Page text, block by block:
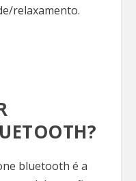
relaxamento.
bluetooth é a